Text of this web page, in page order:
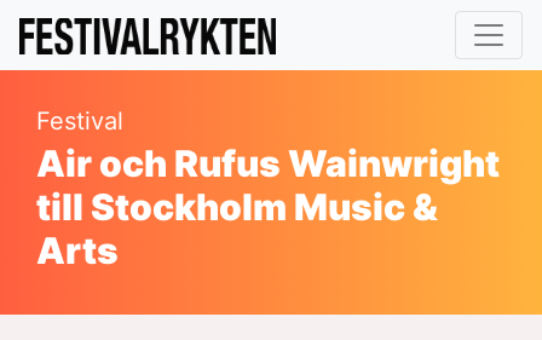
Festival
Air och Rufus Wainwright
till Stockholm Music &
Arts